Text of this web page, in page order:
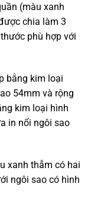
(màu xanh
chia làm 3
phù hợp với
bằng kim loại
54mm và rộng
kim loại hình
in nổi ngôi sao
xanh thẫm có hai
ngôi sao có hình